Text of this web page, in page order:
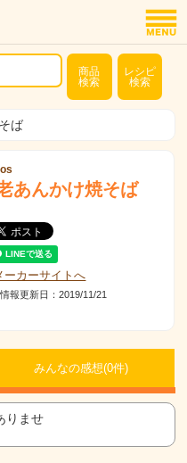
商品
検索
レシピ
検索
ば
あんかけ焼そば
ーカーサイトへ
報更新日：2019/11/21
みんなの感想(0件)
りませ